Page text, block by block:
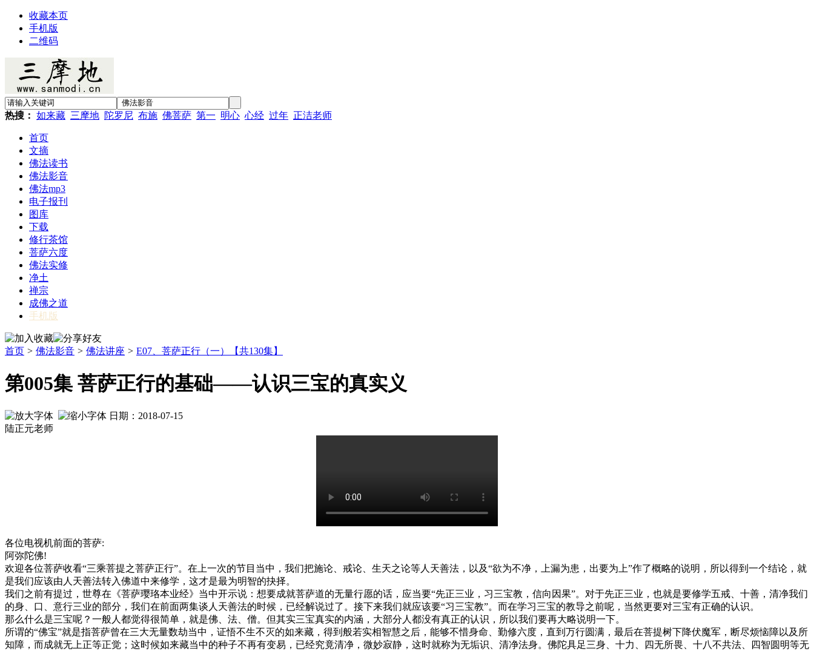
收藏本页
手机版
二维码
热搜： 如来藏 三摩地 陀罗尼 布施 佛菩萨 第一 明心 心经 过年 正洁老师
首页
文摘
佛法读书
佛法影音
佛法mp3
电子报刊
图库
下载
修行茶馆
菩萨六度
佛法实修
净土
禅宗
成佛之道
手机版
首页 > 佛法影音 > 佛法讲座 > E07、菩萨正行（一）【共130集】
第005集 菩萨正行的基础——认识三宝的真实义
日期：2018-07-15
陆正元老师
各位电视机前面的菩萨:
阿弥陀佛!
欢迎各位菩萨收看“三乘菩提之菩萨正行”。在上一次的节目当中，我们把施论、戒论、生天之论等人天善法，以及“欲为不净，上漏为患，出要为上”作了概略的说明，所以得到一个结论，就
是我们应该由人天善法转入佛道中来修学，这才是最为明智的抉择。
我们之前有提过，世尊在《菩萨璎珞本业经》当中开示说：想要成就菩萨道的无量行愿的话，应当要“先正三业，习三宝教，信向因果”。对于先正三业，也就是要修学五戒、十善，清净我们
的身、口、意行三业的部分，我们在前面两集谈人天善法的时候，已经解说过了。接下来我们就应该要“习三宝教”。而在学习三宝的教导之前呢，当然更要对三宝有正确的认识。
那么什么是三宝呢？一般人都觉得很简单，就是佛、法、僧。但其实三宝真实的内涵，大部分人都没有真正的认识，所以我们要再大略说明一下。
所谓的“佛宝”就是指菩萨曾在三大无量数劫当中，证悟不生不灭的如来藏，得到般若实相智慧之后，能够不惜身命、勤修六度，直到万行圆满，最后在菩提树下降伏魔军，断尽烦恼障以及所
知障，而成就无上正等正觉；这时候如来藏当中的种子不再有变易，已经究竟清净，微妙寂静，这时就称为无垢识、清净法身。佛陀具足三身、十力、四无所畏、十八不共法、四智圆明等无